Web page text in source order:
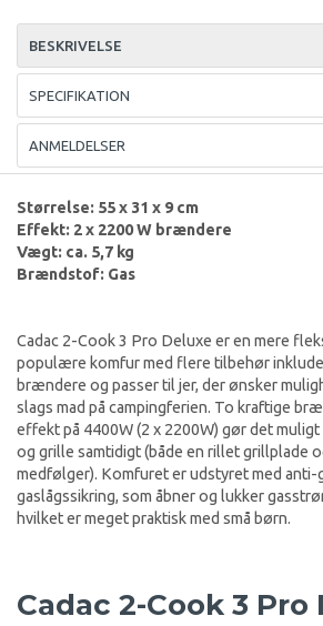
BESKRIVELSE
SPECIFIKATION
ANMELDELSER
Størrelse: 55 x 31 x 9 cm
Effekt: 2 x 2200 W brændere
Vægt: ca. 5,7 kg
Brændstof: Gas
Cadac 2-Cook 3 Pro Deluxe er en mere
populære komfur med flere tilbehør
brændere og passer til jer, der ønsker
slags mad på campingferien. To kraftige
effekt på 4400W (2 x 2200W) gør det
og grille samtidigt (både en rillet grillplade
medfølger). Komfuret er udstyret med
gaslågssikring, som åbner og lukker
hvilket er meget praktisk med små børn.
Cadac 2-Cook 3 Pro